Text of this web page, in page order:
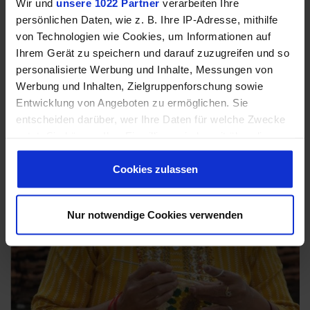
Wir und unsere 1022 Partner verarbeiten Ihre
persönlichen Daten, wie z. B. Ihre IP-Adresse, mithilfe
von Technologien wie Cookies, um Informationen auf
Ihrem Gerät zu speichern und darauf zuzugreifen und so
personalisierte Werbung und Inhalte, Messungen von
Werbung und Inhalten, Zielgruppenforschung sowie
Entwicklung von Angeboten zu ermöglichen. Sie
entscheiden darüber, wer Ihre Daten für welche Zwecke
Cookie-Erklärung oder durch Klicken auf das Privacy
Trigger Symbol ändern oder widerrufen
Informationen über Ihre geografische Lage
erfassen, welche bis auf einige Meter genau sein
können
Ihr Gerät durch aktives Scannen nach
bestimmten Merkmalen (Fingerprinting) identifizieren
Erfahren Sie mehr darüber, wie Ihre persönlichen Daten
Cookies zulassen
Nur notwendige Cookies verwenden